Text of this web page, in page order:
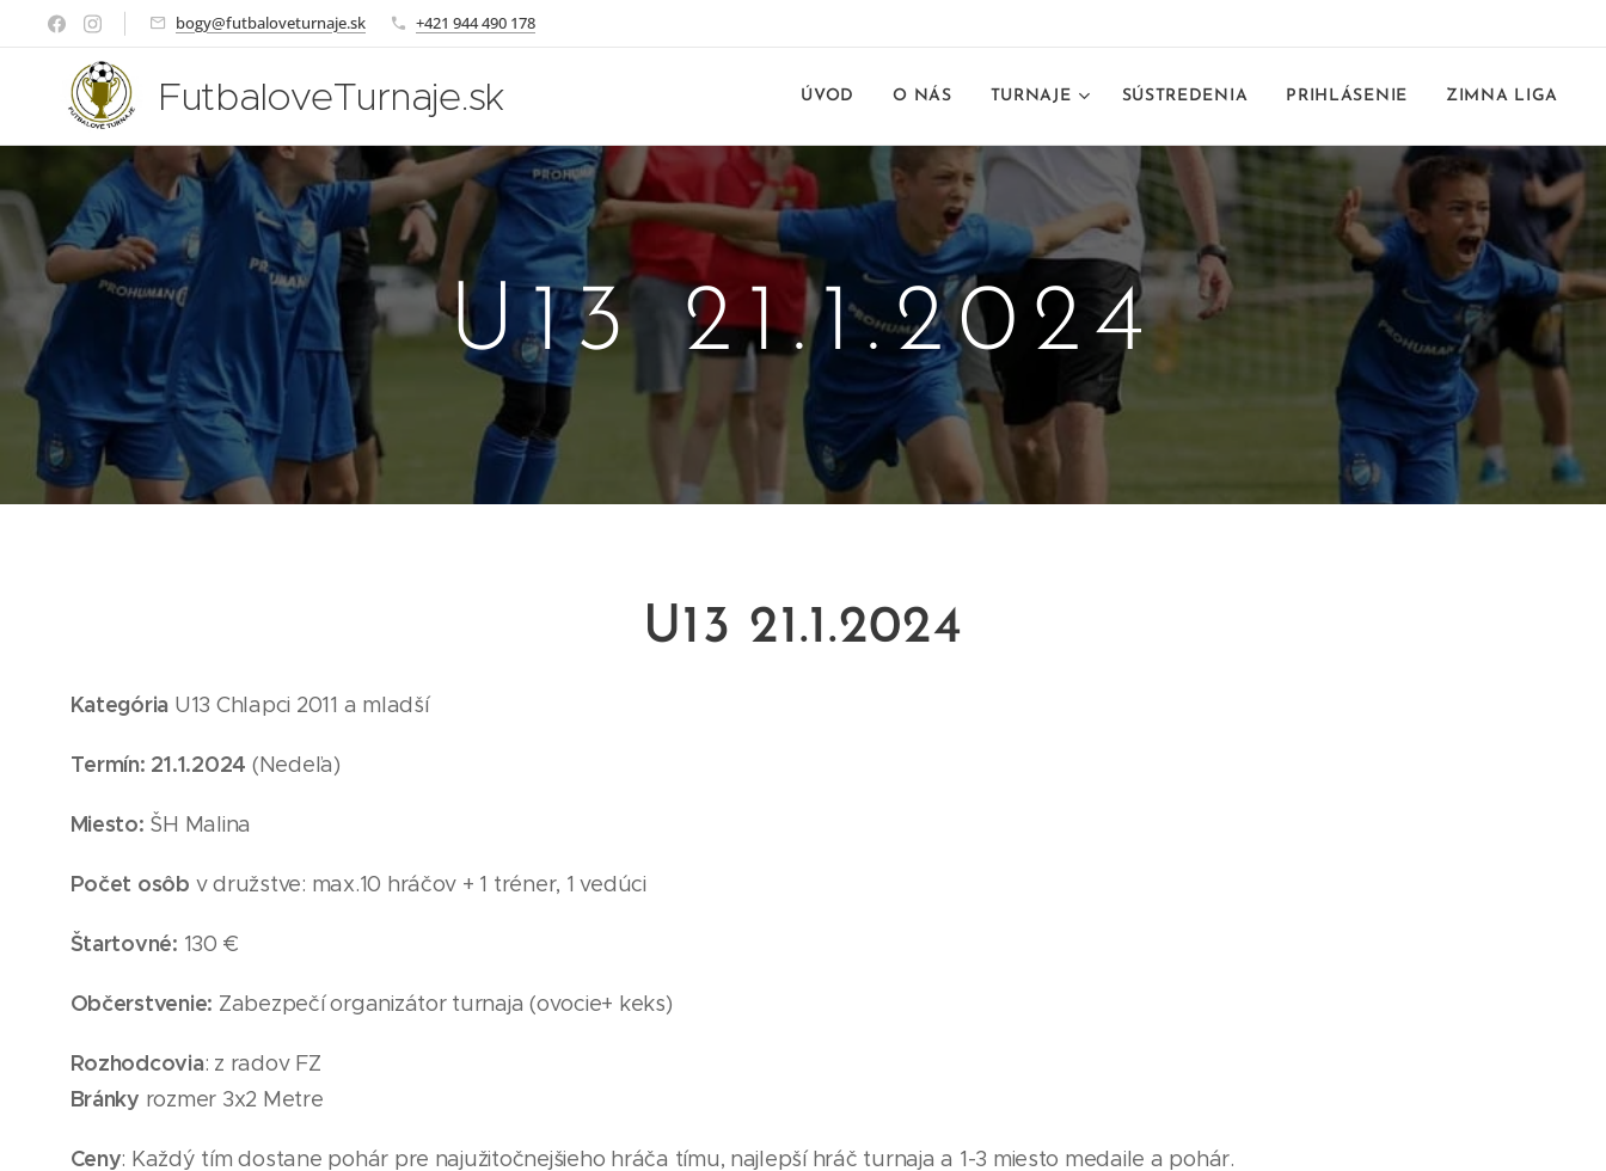
bogy@futbaloveturnaje.sk +421 944 490 178
FutbaloveTurnaje.sk ÚVOD O NÁS TURNAJE SÚSTREDENIA PRIHLÁSENIE ZIMNA LIGA
U13 21.1.2024
U13 21.1.2024
Kategória U13 Chlapci 2011 a mladší
Termín: 21.1.2024 (Nedeľa)
Miesto: ŠH Malina
Počet osôb v družstve: max.10 hráčov + 1 tréner, 1 vedúci
Štartovné: 130 €
Občerstvenie: Zabezpečí organizátor turnaja (ovocie+ keks)
Rozhodcovia: z radov FZ
Bránky rozmer 3x2 Metre
Ceny: Každý tím dostane pohár pre najužitočnejšieho hráča tímu, najlepší hráč turnaja a 1-3 miesto medaile a pohár.